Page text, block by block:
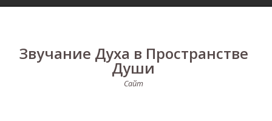
Звучание Духа в Пространстве
Души
Сайт